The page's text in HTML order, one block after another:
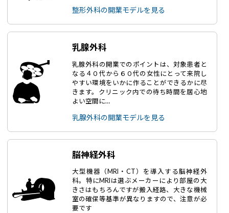
整形外科の開業モデルを見る
乳腺外科
乳腺外科の開業でのポイントは、対象患者と
なる４０代から６０代の女性にとって来院し
やすい環境をいかに作ることができるかに尽
きます。クリニック内での待ち時間を居心地
よい空間に…
乳腺外科の開業モデルを見る
脳神経外科
大型機器（MRI・CT）を導入する脳神経外
科。特にMRIは選ぶメーカーにより部屋の大
きさはもちろんですが搬入経路、大きな機械
室の確保等基準が異なりますので、注意が必
要です